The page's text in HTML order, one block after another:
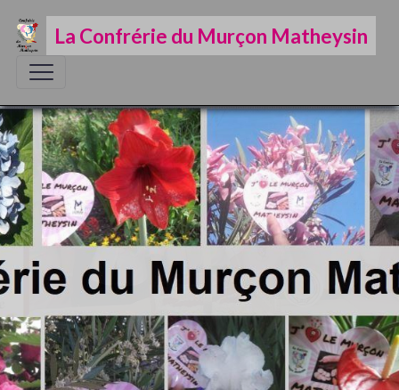
La Confrérie du Murçon Matheysin